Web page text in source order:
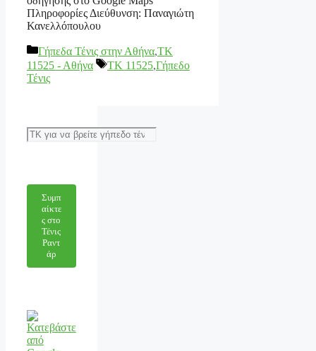
Πληροφορίες Διεύθυνση: Παναγιώτη
Κανελλόπουλου
Κατηγορίες
Γήπεδα Τένις στην Αθήνα,ΤΚ
11525 - Αθήνα
Ετικέτες
TK 11525,Γήπεδο
Τένις
Αναζήτηση
Συμπ
αίκτε
ς στο
Τένις
Ραντ
άρ